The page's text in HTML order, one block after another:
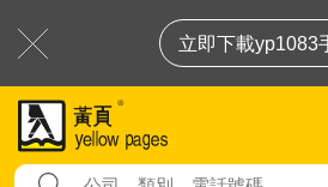
立即下載yp1083